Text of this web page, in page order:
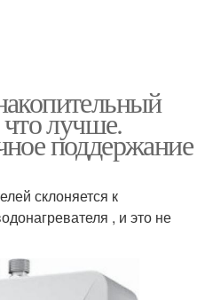
что лучше.
поддержание
склоняется к
, и это не